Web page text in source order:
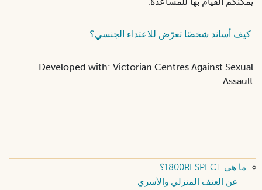
كيف أساند شخصًا تعرّض للاعتداء الجنسي؟
Developed with: Victorian Centres Against Sexual
Assault
ما هي 1800RESPECT؟
عن العنف المنزلي والأسري